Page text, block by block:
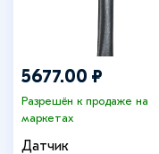
5677.00 ₽
Разрешён к продаже на
маркетах
Датчик